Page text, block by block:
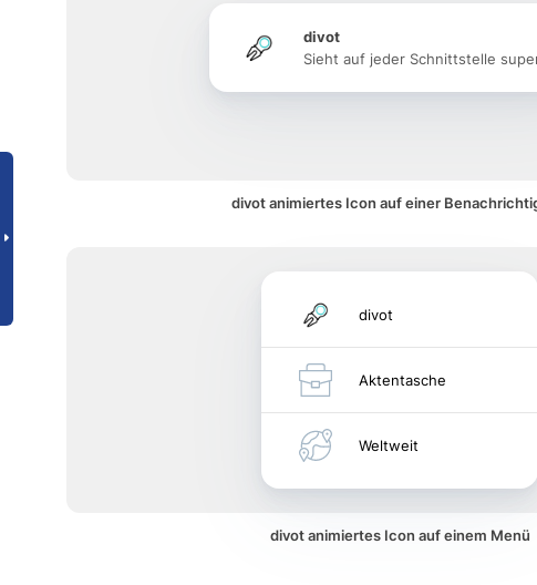
divot
Sieht auf jeder Schnittstelle
divot animiertes Icon auf einer
divot
Aktentasche
Weltweit
divot animiertes Icon auf einem Menü